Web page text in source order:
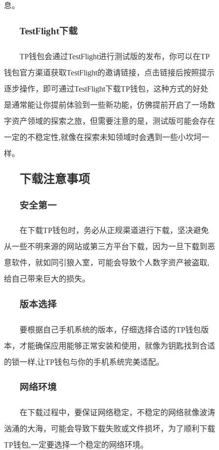
息。
TestFlight下载
TP钱包会通过TestFlight进行测试版的发布，你可以在TP
钱包官方渠道获取TestFlight的邀请链接，点击链接后按照提示
逐步操作，即可通过TestFlight下载TP钱包，这种方式的好处
是通常能让你提前体验到一些新功能，仿佛提前开启了一场数
字资产领域的探索之旅，但需要注意的是，测试版可能会存在
一定的不稳定性,就像在探索未知领域时会遇到一些小坎坷一
样。
下载注意事项
安全第一
在下载TP钱包时，务必从正规渠道进行下载，坚决避免
从一些不明来源的网站或第三方平台下载，因为一旦下载到恶
意软件，就如同引狼入室，可能会导致个人数字资产被盗取,
给自己带来巨大的损失。
版本选择
要根据自己手机系统的版本，仔细选择合适的TP钱包版
本，才能确保应用能够正常安装和使用，就像为钥匙找到合适
的锁一样,让TP钱包与你的手机系统完美适配。
网络环境
在下载过程中，要保证网络稳定，不稳定的网络就像波涛
汹涌的大海，可能会导致下载失败或文件损坏，为了顺利下载
TP钱包,一定要选择一个稳定的网络环境。